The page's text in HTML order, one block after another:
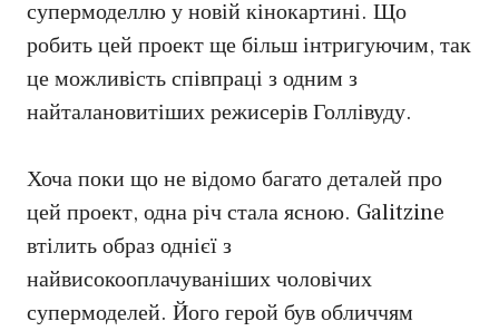
супермоделлю у новій кінокартині. Що
робить цей проект ще більш інтригуючим, так
це можливість співпраці з одним з
найталановитіших режисерів Голлівуду.
Хоча поки що не відомо багато деталей про
цей проект, одна річ стала ясною. Galitzine
втілить образ однієї з
найвисокооплачуваніших чоловічих
супермоделей. Його герой був обличчям